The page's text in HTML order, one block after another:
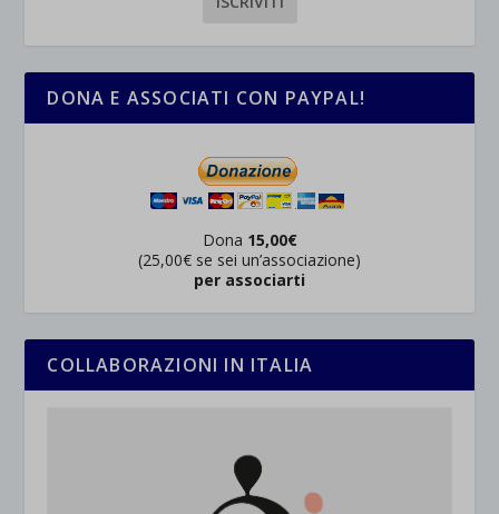
DONA E ASSOCIATI CON PAYPAL!
Dona 15,00€
(25,00€ se sei un’associazione)
per associarti
COLLABORAZIONI IN ITALIA